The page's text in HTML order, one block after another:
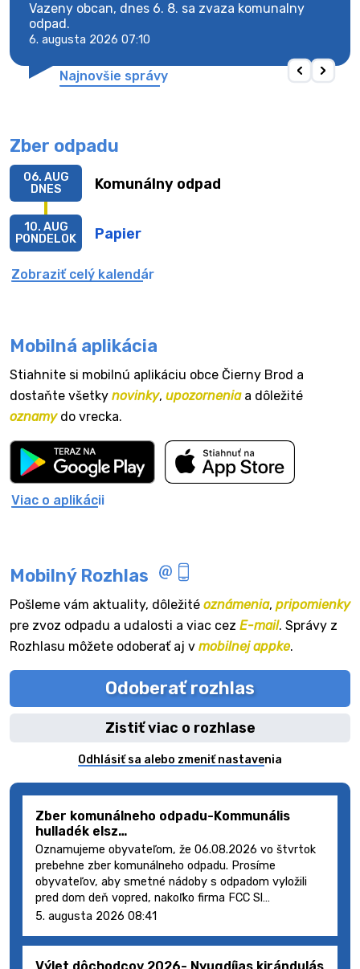
Vazeny obcan, dnes 6. 8. sa zvaza komunalny
odpad.
6. augusta 2026 07:10
Najnovšie správy
Zber odpadu
Komunálny odpad
06. AUG
DNES
Papier
10. AUG
PONDELOK
Zobraziť celý kalendár
Mobilná aplikácia
Stiahnite si mobilnú aplikáciu obce Čierny Brod a
dostaňte všetky novinky, upozorneniaa dôležité
oznamydo vrecka.
Viac o aplikácii
Mobilný Rozhlas
Pošleme vám aktuality, dôležité oznámenia, pripomienky
pre zvoz odpadu a udalosti a viac cez E-mail. Správy z
Rozhlasu môžete odoberať aj v mobilnej appke.
Odoberať rozhlas
Zistiť viac o rozhlase
Odhlásiť sa alebo zmeniť nastavenia
Zber komunálneho odpadu-Kommunális
hulladék elsz…
Oznamujeme obyvateľom, že 06.08.2026 vo štvrtok
prebehne zber komunálneho odpadu. Prosíme
obyvateľov, aby smetné nádoby s odpadom vyložili
pred dom deň vopred, nakoľko firma FCC Sl…
5. augusta 2026 08:41